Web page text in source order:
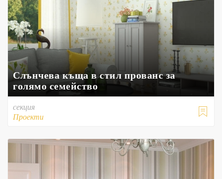
Слънчева къща в стил прованс за
голямо семейство

секция
Проекти